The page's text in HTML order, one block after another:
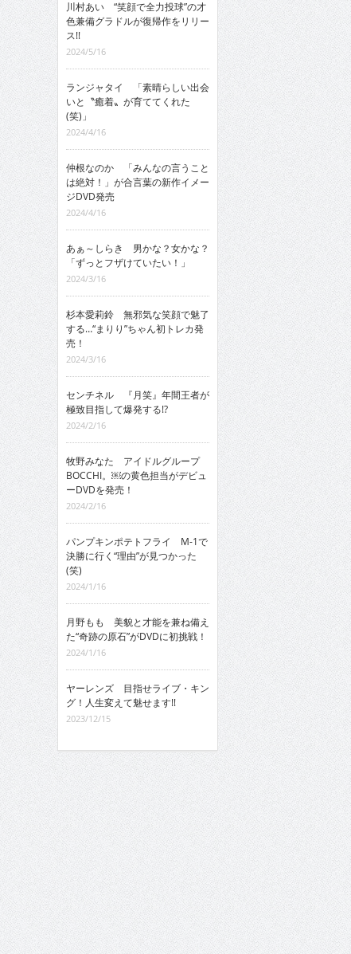
川村あい “笑顔で全力投球”の才
色兼備グラドルが復帰作をリリー
ス!!
2024/5/16
ランジャタイ 「素晴らしい出会
いと〝癒着〟が育ててくれた
(笑)」
2024/4/16
仲根なのか 「みんなの言うこと
は絶対！」が合言葉の新作イメー
ジDVD発売
2024/4/16
あぁ～しらき 男かな？女かな？
「ずっとフザけていたい！」
2024/3/16
杉本愛莉鈴 無邪気な笑顔で魅了
する…“まりり”ちゃん初トレカ発
売！
2024/3/16
センチネル 『月笑』年間王者が
極致目指して爆発する!?
2024/2/16
牧野みなた アイドルグループ
BOCCHI。￼の黄色担当がデビュ
ーDVDを発売！
2024/2/16
パンプキンポテトフライ M-1で
決勝に行く“理由”が見つかった
(笑)
2024/1/16
月野もも 美貌と才能を兼ね備え
た“奇跡の原石”がDVDに初挑戦！
2024/1/16
ヤーレンズ 目指せライブ・キン
グ！人生変えて魅せます!!
2023/12/15